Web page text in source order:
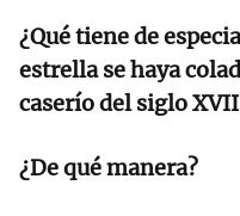
¿Qué tiene de
estrella se haya
caserío del siglo
¿De qué manera?